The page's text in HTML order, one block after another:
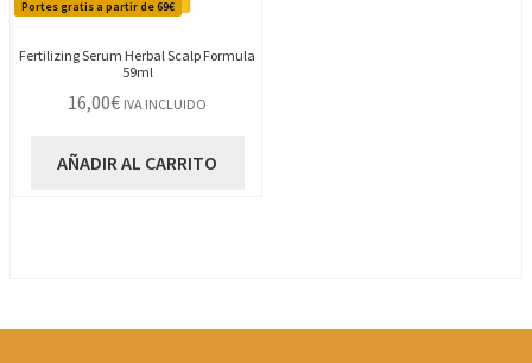
Portes gratis a partir de 69€
Fertilizing Serum Herbal Scalp Formula
59ml
16,00€ IVA INCLUIDO
AÑADIR AL CARRITO